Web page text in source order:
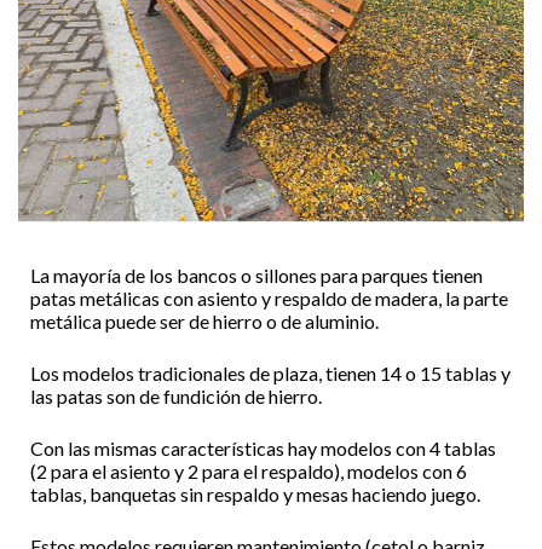
La mayoría de los bancos o sillones para parques tienen
patas metálicas con asiento y respaldo de madera, la parte
metálica puede ser de hierro o de aluminio.
Los modelos tradicionales de plaza, tienen 14 o 15 tablas y
las patas son de fundición de hierro.
Con las mismas características hay modelos con 4 tablas
(2 para el asiento y 2 para el respaldo), modelos con 6
tablas, banquetas sin respaldo y mesas haciendo juego.